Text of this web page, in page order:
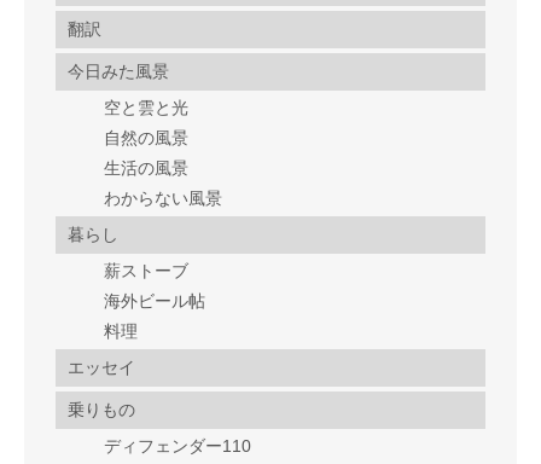
翻訳
今日みた風景
空と雲と光
自然の風景
生活の風景
わからない風景
暮らし
薪ストーブ
海外ビール帖
料理
エッセイ
乗りもの
ディフェンダー110